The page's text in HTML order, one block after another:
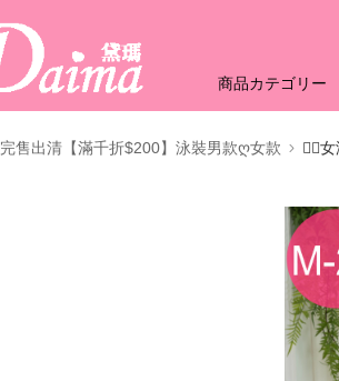
商品カテゴリー
完售出清【滿千折$200】泳裝男款ღ女款 🏊‍♀️